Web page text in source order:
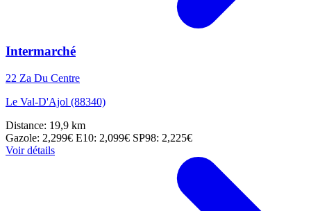
Intermarché
22 Za Du Centre
Le Val-D'Ajol (88340)
Distance: 19,9 km
Gazole: 2,299€ E10: 2,099€ SP98: 2,225€
Voir détails